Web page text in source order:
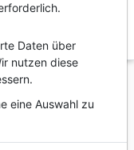
Suche
dans le milieu
Daten über
nutzen diese
eine Auswahl zu